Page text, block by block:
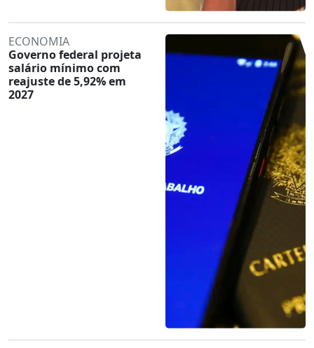
ECONOMIA
Governo federal projeta
salário mínimo com
reajuste de 5,92% em
2027